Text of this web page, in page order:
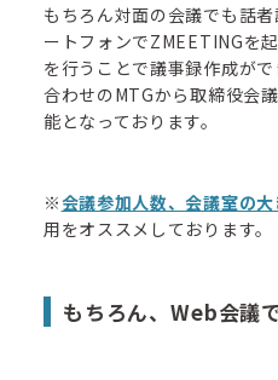
もちろん対面の会議でも話
ートフォンでZMEETINGを
を行うことで議事録作成が
合わせのMTGから取締役会
能となっております。
※会議参加人数、会議室の
用をオススメしております。
もちろん、Web会議